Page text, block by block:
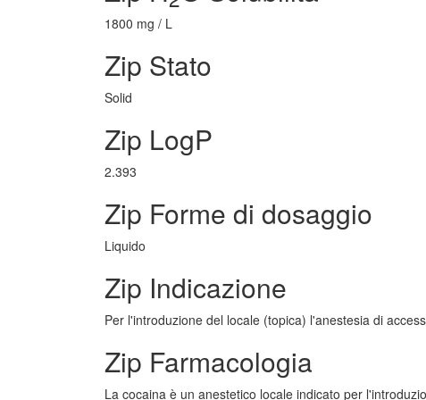
1800 mg / L
Zip Stato
Solid
Zip LogP
2.393
Zip Forme di dosaggio
Liquido
Zip Indicazione
Per l'introduzione del locale (topica) l'anestesia di
Zip Farmacologia
La cocaina è un anestetico locale indicato per